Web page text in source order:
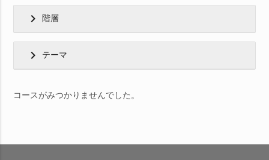
chevron_right 階層
chevron_right テーマ
コースがみつかりませんでした。